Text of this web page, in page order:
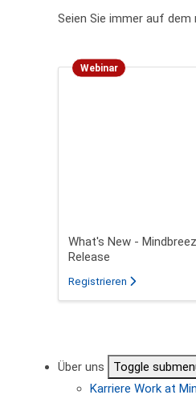
Seien Sie immer auf dem
Webinar
What's New -
Release
Registrieren für das
Über uns
Toggle
Karriere Work at